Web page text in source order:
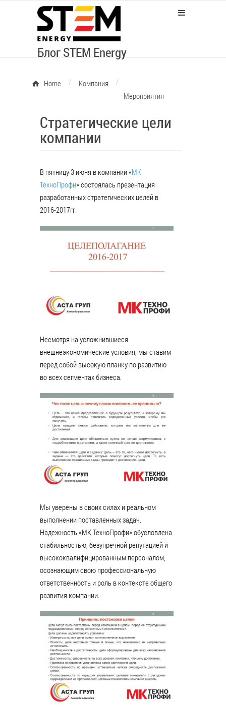
Блог STEM Energy
Home / Компания
/
Мероприятия
Стратегические цели
компании
В пятницу 3 июня в компании «МК
ТехноПрофи» состоялась презентация
разработанных стратегических целей в
2016-2017гг.
Несмотря на усложнившиеся
внешнеэкономические условия, мы ставим
перед собой высокую планку по развитию
во всех сегментах бизнеса.
Мы уверены в своих силах и реальном
выполнении поставленных задач.
Надежность «МК ТехноПрофи» обусловлена
стабильностью, безупречной репутацией и
высококвалифицированным персоналом,
осознающим свою профессиональную
ответственность и роль в контексте общего
развития компании.